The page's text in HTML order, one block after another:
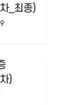
_최종)
:
)